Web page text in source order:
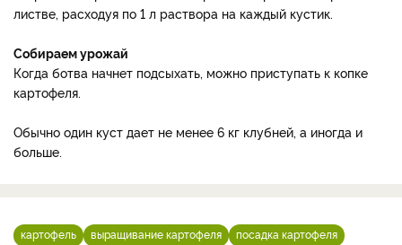
листве, расходуя по 1 л раствора на каждый кустик.
Собираем урожай
Когда ботва начнет подсыхать, можно приступать к копке
картофеля.
Обычно один куст дает не менее 6 кг клубней, а иногда и
больше.
картофель выращивание картофеля посадка картофеля